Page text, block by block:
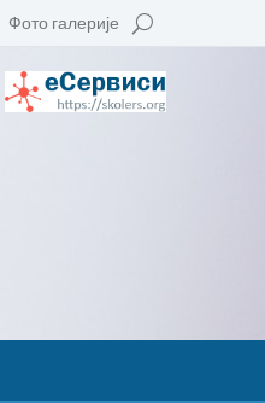
Фото галерије